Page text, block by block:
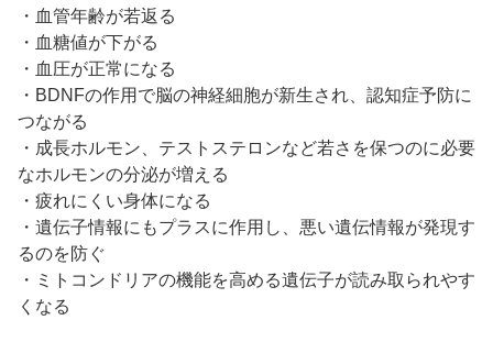
・血管年齢が若返る
・血糖値が下がる
・血圧が正常になる
・BDNFの作用で脳の神経細胞が新生され、認知症予防に
つながる
・成長ホルモン、テストステロンなど若さを保つのに必要
なホルモンの分泌が増える
・疲れにくい身体になる
・遺伝子情報にもプラスに作用し、悪い遺伝情報が発現す
るのを防ぐ
・ミトコンドリアの機能を高める遺伝子が読み取られやす
くなる